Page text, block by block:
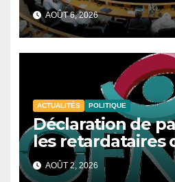
avec onze textes
l’ordre du jour
AOÛT 6, 2026
ACTUALITÉS POLITIQUE
Déclaration de
les retardataires
s’exposent
sanctions
AOÛT 2, 2026